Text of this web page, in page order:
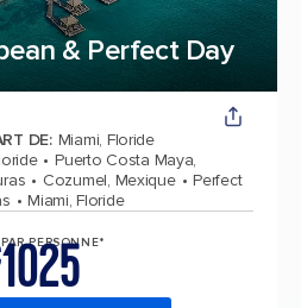
& Perfect Day
DE: Miami, Floride
Puerto Costa Maya,
Cozumel, Mexique
Perfect
Miami, Floride
PERSONNE*
1025